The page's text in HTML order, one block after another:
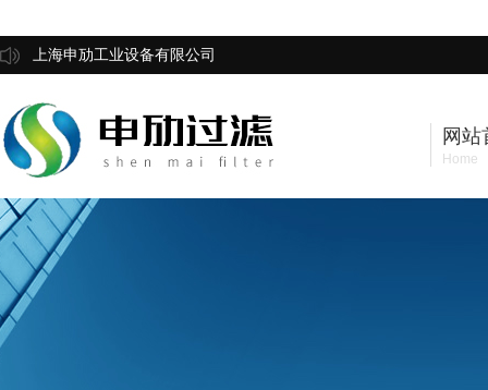
上海申劢工业设备有限公司
网站
Home